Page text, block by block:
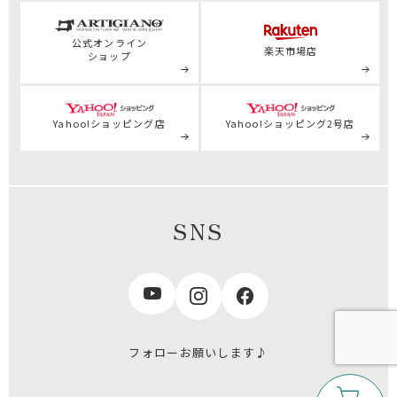
公式オンライン
ショップ
楽天市場店
Yahoo!ショッピング店 Yahoo!ショッピング2号店
SNS
フォローお願いします♪